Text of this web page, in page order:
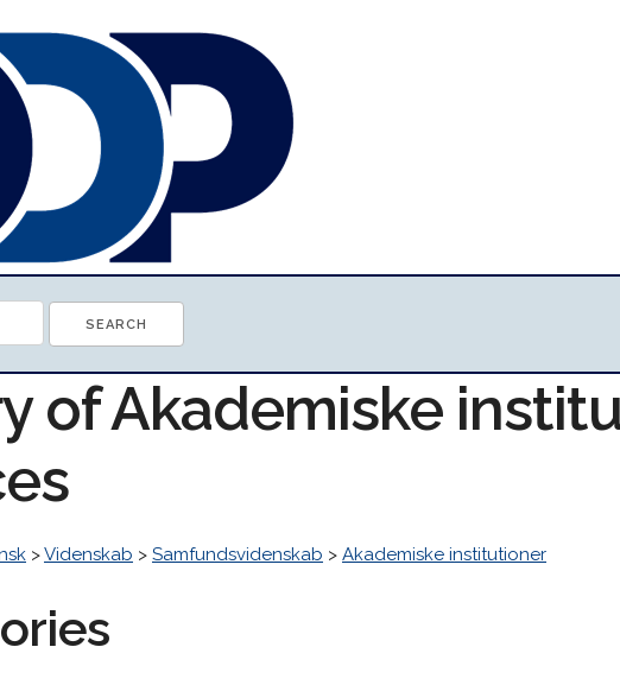
of Akademiske
>Videnskab > Samfundsvidenskab > Akademiske institutioner